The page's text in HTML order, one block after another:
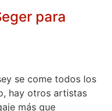
para
se come todos los
hay otros artistas
más que